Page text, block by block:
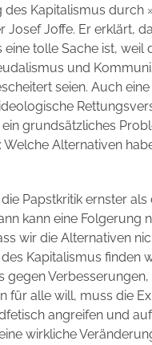
des Kapitalismus durch
Josef Joffe. Er erklärt,
eine tolle Sache ist, weil
und
seien. Auch
grundsätzliches
Welche Alternativen
Papstkritik ernster als
kann eine Folgerung
wir die Alternativen
Kapitalismus finden
gegen
für alle will, muss die
angreifen und
wirkliche